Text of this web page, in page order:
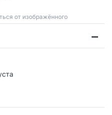
от изображённого